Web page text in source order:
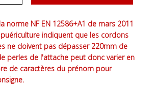
norme NF EN 12586+A1 de mars 2011
indiquent que les cordons
ne doivent pas dépasser 220mm de
perles de l'attache peut donc varier en
de caractères du prénom pour